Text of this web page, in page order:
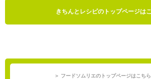
きちんとレシピのトップページは
＞ フードソムリエのトップページはこちら